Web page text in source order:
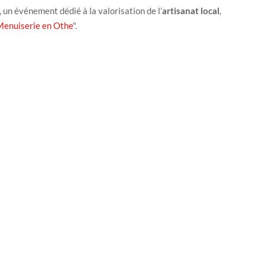
événement dédié à la valorisation de l’artisanat local,
en Othe".